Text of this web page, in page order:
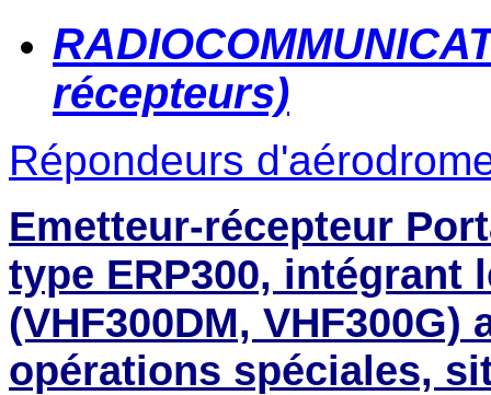
récepteurs)
Répondeurs
Emetteur-récepteur
type ERP300, intégrant
(VHF300DM,
opérations spéciales,